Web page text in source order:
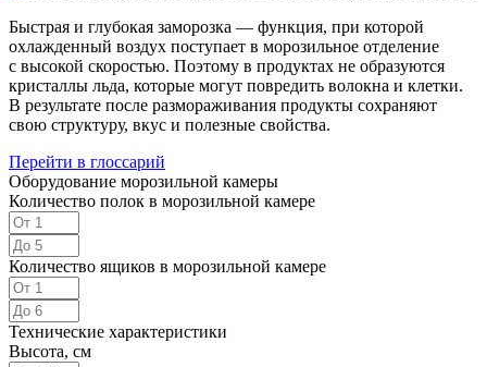
Быстрая и глубокая заморозка — функция, при которой
охлажденный воздух поступает в морозильное отделение
с высокой скоростью. Поэтому в продуктах не образуются
кристаллы льда, которые могут повредить волокна и клетки.
В результате после размораживания продукты сохраняют
свою структуру, вкус и полезные свойства.
Перейти в глоссарий
Оборудование морозильной камеры
Количество полок в морозильной камере
Количество ящиков в морозильной камере
Технические характеристики
Высота, см